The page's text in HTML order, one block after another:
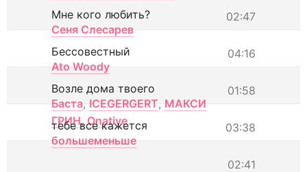
02:47
Мне кого любить?
Сеня Слесарев
04:16
Бессовестный
Ato Woody
01:58
Возле дома твоего
Баста, ICEGERGERT, МАКСИ
ГРИН, Onative 03:38
тебе все кажется
большеменьше
02:41